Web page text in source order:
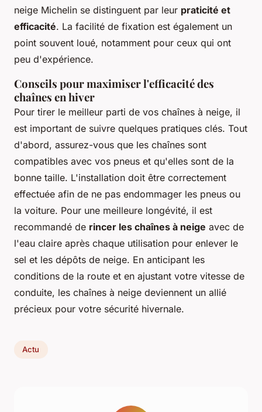
neige Michelin se distinguent par leur praticité et
efficacité. La facilité de fixation est également un
point souvent loué, notamment pour ceux qui ont
peu d'expérience.
Conseils pour maximiser l'efficacité des
chaînes en hiver
Pour tirer le meilleur parti de vos chaînes à neige, il
est important de suivre quelques pratiques clés. Tout
d'abord, assurez-vous que les chaînes sont
compatibles avec vos pneus et qu'elles sont de la
bonne taille. L'installation doit être correctement
effectuée afin de ne pas endommager les pneus ou
la voiture. Pour une meilleure longévité, il est
recommandé de rincer les chaînes à neige avec de
l'eau claire après chaque utilisation pour enlever le
sel et les dépôts de neige. En anticipant les
conditions de la route et en ajustant votre vitesse de
conduite, les chaînes à neige deviennent un allié
précieux pour votre sécurité hivernale.
Actu